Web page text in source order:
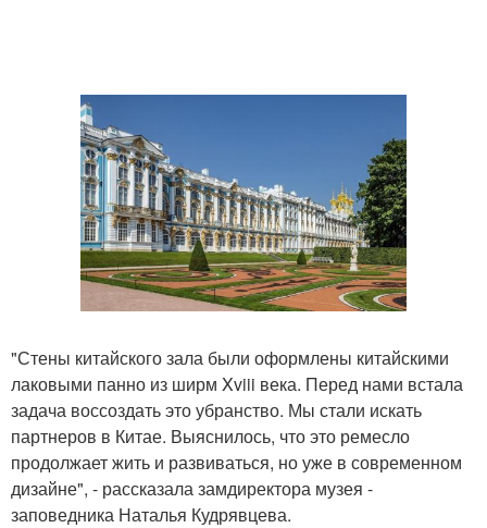
"Стены китайского зала были оформлены китайскими
лаковыми панно из ширм Xviii века. Перед нами встала
задача воссоздать это убранство. Мы стали искать
партнеров в Китае. Выяснилось, что это ремесло
продолжает жить и развиваться, но уже в современном
дизайне", - рассказала замдиректора музея -
заповедника Наталья Кудрявцева.